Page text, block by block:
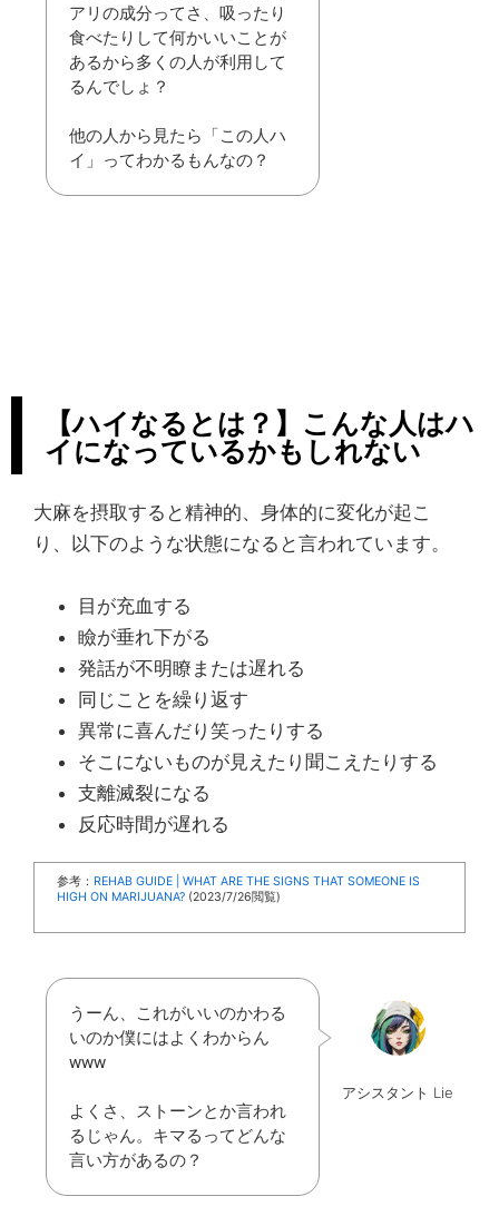
アリの成分ってさ、吸ったり
食べたりして何かいいことが
あるから多くの人が利用して
るんでしょ？
他の人から見たら「この人ハ
イ」ってわかるもんなの？
【ハイなるとは？】こんな人はハ
イになっているかもしれない
大麻を摂取すると精神的、身体的に変化が起こ
り、以下のような状態になると言われています。
目が充血する
瞼が垂れ下がる
発話が不明瞭または遅れる
同じことを繰り返す
異常に喜んだり笑ったりする
そこにないものが見えたり聞こえたりする
支離滅裂になる
反応時間が遅れる
参考： REHAB GUIDE | WHAT ARE THE SIGNS THAT SOMEONE IS
HIGH ON MARIJUANA? (2023/7/26閲覧)
うーん、これがいいのかわる
いのか僕にはよくわからん
www
よくさ、ストーンとか言われ
るじゃん。キマるってどんな
言い方があるの？
アシスタント Lie